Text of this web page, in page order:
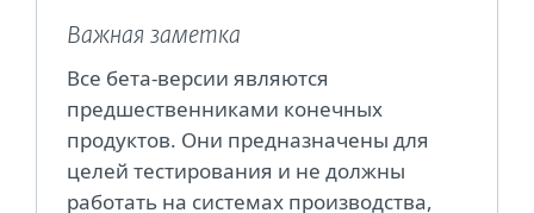
Важная заметка
Все бета-версии являются
предшественниками конечных
продуктов. Они предназначены для
целей тестирования и не должны
работать на системах производства,